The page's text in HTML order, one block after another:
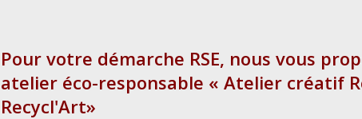
Pour votre démarche RSE, nous vous
atelier éco-responsable « Atelier créatif
Recycl'Art»